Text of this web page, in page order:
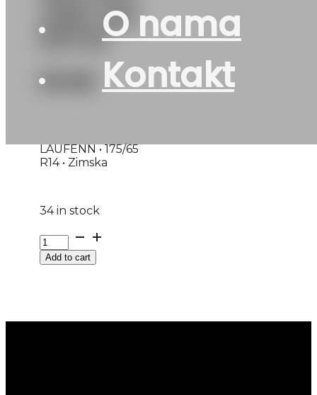
O nama
Kontakt
LW31+ 82T
DOT:25
90
LAUFENN • 175/65
R14 • Zimska
34 in stock
GUMA
Z/P
LAUFENN
Add to cart